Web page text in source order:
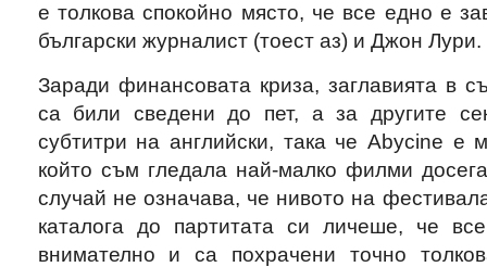
е толкова спокойно място, че все едно е
български журналист (тоест аз) и Джон Лури.
Заради финансовата криза, заглавията в
са били сведени до пет, а за другите
субтитри на английски, така че Abycine
който съм гледала най-малко филми
случай не означава, че нивото на
каталога до партитата си личеше, че
внимателно и са похрачени точно